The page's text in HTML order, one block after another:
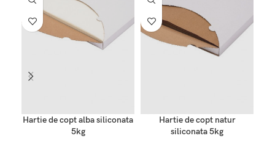
Hartie de copt alba siliconata
5kg
Hartie de copt natur
siliconata 5kg